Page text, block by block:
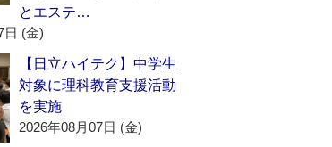
とエステ…
日 (金)
【日立ハイテク】中学生
対象に理科教育支援活動
を実施
2026年08月07日 (金)